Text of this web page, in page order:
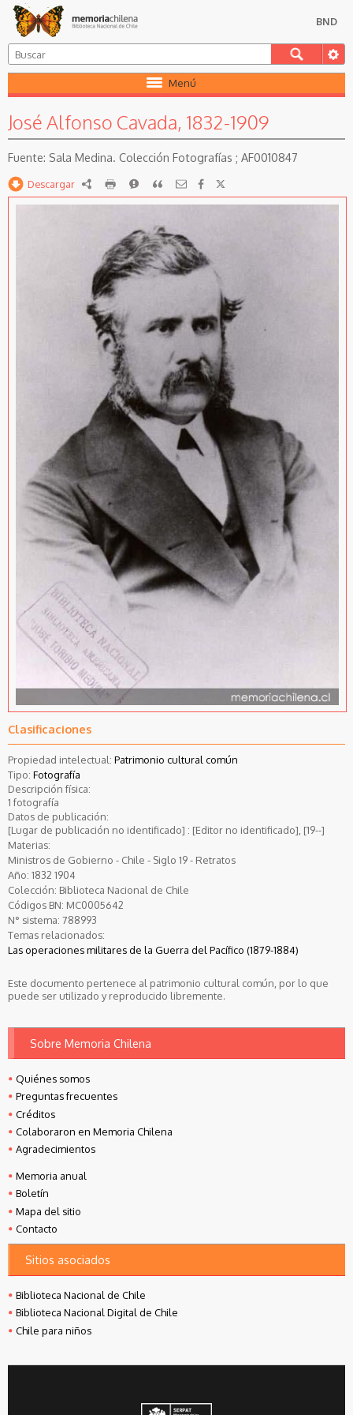
BND
Menú
José Alfonso Cavada, 1832-1909
Sala Medina. Colección Fotografías ; AF0010847
Descargar RDF imprimirReportarCitar
Clasificaciones
Propiedad intelectual: Patrimonio cultural común
Tipo: Fotografía
Descripción física:
1 fotografía
Datos de publicación:
[Lugar de publicación no identificado] : [Editor no identificado], [19--]
Materias:
Ministros de Gobierno - Chile - Siglo 19 - Retratos
Año: 1832 1904
Colección: Biblioteca Nacional de Chile
Códigos BN: MC0005642
N° sistema: 788993
Temas relacionados:
Las operaciones militares de la Guerra del Pacífico (1879-1884)
Este documento pertenece al patrimonio cultural común, por lo que
puede ser utilizado y reproducido libremente.
Sobre Memoria Chilena
Quiénes somos
Preguntas frecuentes
Créditos
Colaboraron en Memoria Chilena
Agradecimientos
Memoria anual
Boletín
Mapa del sitio
Contacto
Sitios asociados
Biblioteca Nacional de Chile
Biblioteca Nacional Digital de Chile
Chile para niños